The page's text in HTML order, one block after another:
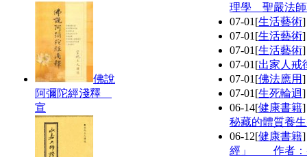
佛說
阿彌陀經淺釋
宣
理學 聖嚴法
07-01 [生活藝術
07-01 [生活藝術
07-01 [生活藝術
07-01 [出家人戒
07-01 [佛法應用
07-01 [生死輪迴
06-14[健康書籍
秘藏的體質養
06-12[健康書籍
經」 作者：